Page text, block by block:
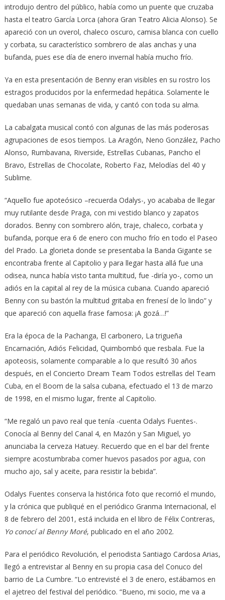
introdujo dentro del público, había como un puente que cruzaba
hasta el teatro García Lorca (ahora Gran Teatro Alicia Alonso). Se
apareció con un overol, chaleco oscuro, camisa blanca con cuello
y corbata, su característico sombrero de alas anchas y una
bufanda, pues ese día de enero invernal había mucho frío.
Ya en esta presentación de Benny eran visibles en su rostro los
estragos producidos por la enfermedad hepática. Solamente le
quedaban unas semanas de vida, y cantó con toda su alma.
La cabalgata musical contó con algunas de las más poderosas
agrupaciones de esos tiempos. La Aragón, Neno González, Pacho
Alonso, Rumbavana, Riverside, Estrellas Cubanas, Pancho el
Bravo, Estrellas de Chocolate, Roberto Faz, Melodías del 40 y
Sublime.
“Aquello fue apoteósico –recuerda Odalys-, yo acababa de llegar
muy rutilante desde Praga, con mi vestido blanco y zapatos
dorados. Benny con sombrero alón, traje, chaleco, corbata y
bufanda, porque era 6 de enero con mucho frío en todo el Paseo
del Prado. La glorieta donde se presentaba la Banda Gigante se
encontraba frente al Capitolio y para llegar hasta allá fue una
odisea, nunca había visto tanta multitud, fue -diría yo-, como un
adiós en la capital al rey de la música cubana. Cuando apareció
Benny con su bastón la multitud gritaba en frenesí de lo lindo” y
que apareció con aquella frase famosa: ¡A gozá…!”
Era la época de la Pachanga, El carbonero, La trigueña
Encarnación, Adiós Felicidad, Quimbombó que resbala. Fue la
apoteosis, solamente comparable a lo que resultó 30 años
después, en el Concierto Dream Team Todos estrellas del Team
Cuba, en el Boom de la salsa cubana, efectuado el 13 de marzo
de 1998, en el mismo lugar, frente al Capitolio.
“Me regaló un pavo real que tenía -cuenta Odalys Fuentes-.
Conocía al Benny del Canal 4, en Mazón y San Miguel, yo
anunciaba la cerveza Hatuey. Recuerdo que en el bar del frente
siempre acostumbraba comer huevos pasados por agua, con
mucho ajo, sal y aceite, para resistir la bebida”.
Odalys Fuentes conserva la histórica foto que recorrió el mundo,
y la crónica que publiqué en el periódico Granma Internacional, el
8 de febrero del 2001, está incluida en el libro de Félix Contreras,
Yo conocí al Benny Moré, publicado en el año 2002.
Para el periódico Revolución, el periodista Santiago Cardosa Arias,
llegó a entrevistar al Benny en su propia casa del Conuco del
barrio de La Cumbre. “Lo entrevisté el 3 de enero, estábamos en
el ajetreo del festival del periódico. “Bueno, mi socio, me va a